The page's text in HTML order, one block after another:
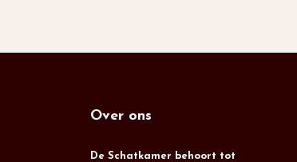
Over ons
De Schatkamer behoort tot